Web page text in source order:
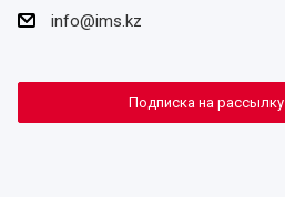
info@ims.kz
Подписка на рассылку